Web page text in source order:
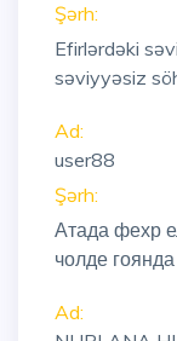
Şərh:
Efirlərdəki
səviyyəsiz
Ad:
user88
Şərh:
Атада фехр
чолде
Ad: